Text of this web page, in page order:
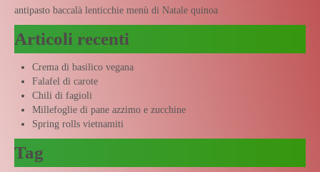
antipasto baccalà lenticchie menù di Natale quinoa
Articoli recenti
Crema di basilico vegana
Falafel di carote
Chili di fagioli
Millefoglie di pane azzimo e zucchine
Spring rolls vietnamiti
Tag